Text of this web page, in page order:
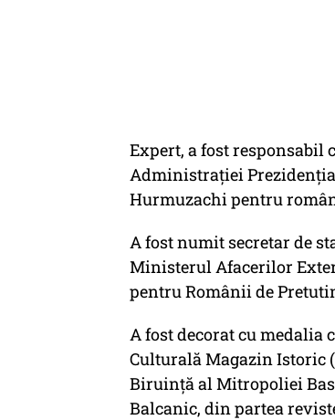
Expert, a fost
Administrației
Hurmuzachi pentru
A fost numit secretar de
Ministerul Afacerilor
pentru Românii de
A fost decorat cu medalia
Culturală Magazin Istoric
Biruință al Mitropoliei
Balcanic, din partea